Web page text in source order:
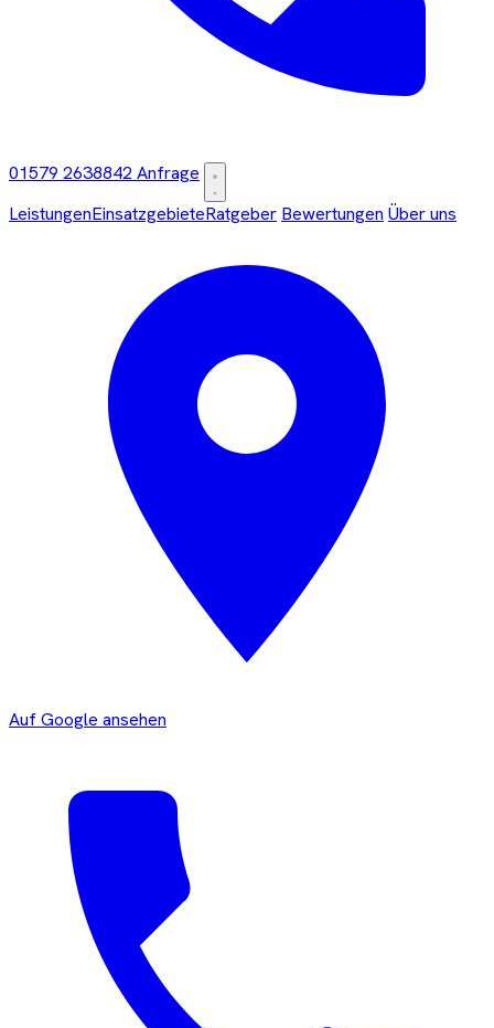
01579 2638842 Anfrage
LeistungenEinsatzgebieteRatgeber Bewertungen Über uns
Auf Google ansehen